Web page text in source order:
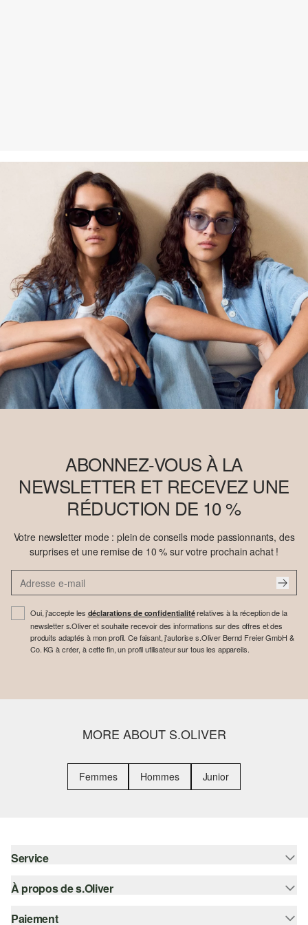
ABONNEZ-VOUS À LA
NEWSLETTER ET RECEVEZ UNE
RÉDUCTION DE 10 %
Votre newsletter mode : plein de conseils mode passionnants, des
surprises et une remise de 10 % sur votre prochain achat !
Oui, j'accepte les déclarations de confidentialitérelatives à la réception de la
newsletter s.Oliver et souhaite recevoir des informations sur des offres et des
produits adaptés à mon profil. Ce faisant, j'autorise s.Oliver Bernd Freier GmbH &
Co. KG à créer, à cette fin, un profil utilisateur sur tous les appareils.
MORE ABOUT S.OLIVER
Femmes Hommes Junior
Service
Aide - FAQ
À propos de s.Oliver
S'abonner à la Newsletter
Paiement